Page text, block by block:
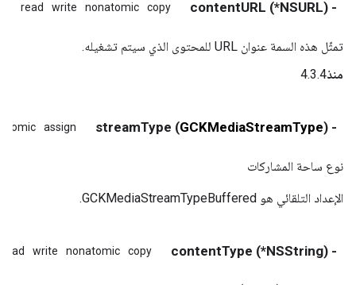
- (NSURL*) contentURL
read write nonatomic copy
تمثّل هذه السمة عنوان URL للمحتوى الذي سيتم تشغيله.
منذ4.3.4
- (
GCKMediaStreamType
) streamType
assign
نوع ساحة المشاركات
الإعداد التلقائي هو GCKMediaStreamTypeBuffered.
- (NSString*) contentType
read write nonatomic copy